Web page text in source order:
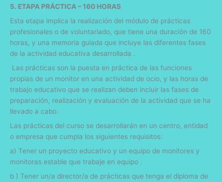
5. ETAPA PRÁCTICA – 160 HORAS
Esta etapa implica la realización del módulo de prácticas
profesionales o de voluntariado, que tiene una duración de 160
horas, y una memoria guiada que incluye las diferentes fases
de la actividad educativa desarrollada .
Las prácticas son la puesta en práctica de las funciones
propias de un monitor en una actividad de ocio, y las horas de
trabajo educativo que se realizan deben incluir las fases de
preparación, realización y evaluación de la actividad que se ha
llevado a cabo.
Las prácticas del curso se desarrollarán en un centro, entidad
o empresa que cumpla los siguientes requisitos:
a) Tener un proyecto educativo y un equipo de monitores y
monitoras estable que trabaje en equipo .
b ) Tener un/a director/a de prácticas que tenga el diploma de